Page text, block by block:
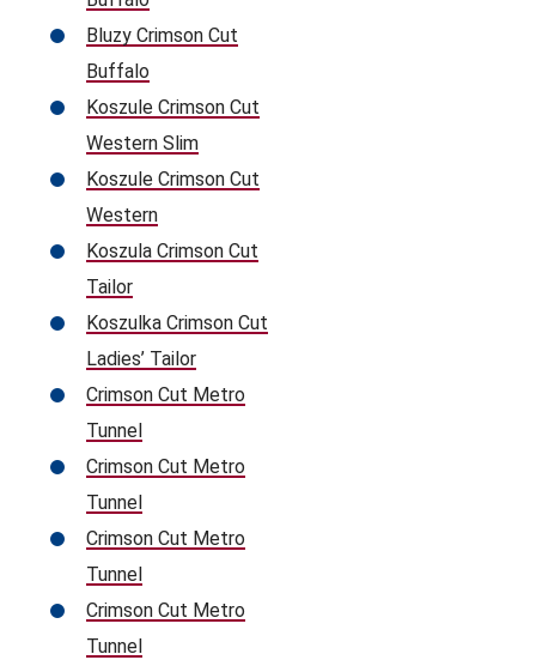
Bluzy Crimson Cut
Buffalo
Koszule Crimson Cut
Western Slim
Koszule Crimson Cut
Western
Koszula Crimson Cut
Tailor
Koszulka Crimson Cut
Ladies’ Tailor
Crimson Cut Metro
Tunnel
Crimson Cut Metro
Tunnel
Crimson Cut Metro
Tunnel
Crimson Cut Metro
Tunnel